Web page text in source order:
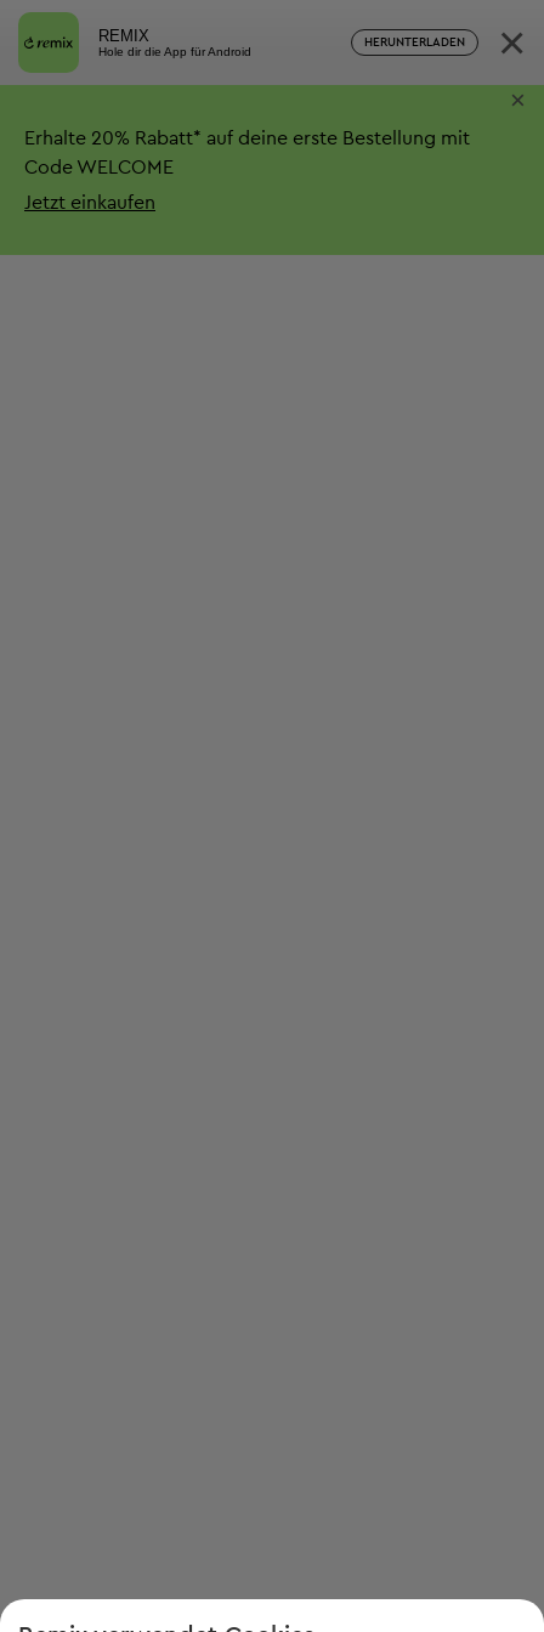
REMIX
Hole dir die App für Android
HERUNTERLADEN ×
Erhalte 20% Rabatt* auf deine erste Bestellung mit
Code WELCOME
Jetzt einkaufen
×